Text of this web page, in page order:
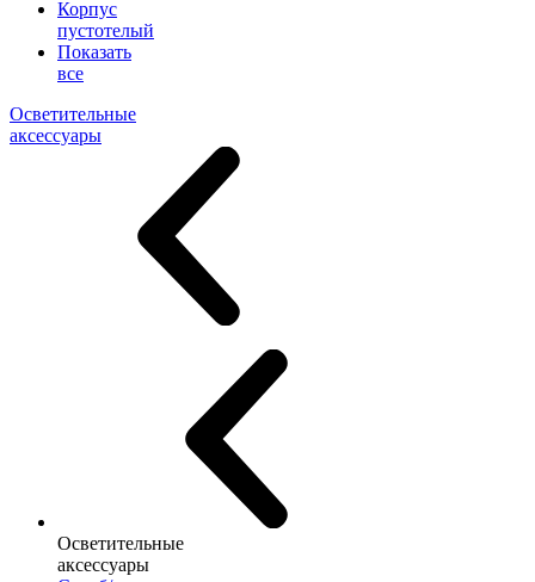
Корпус
пустотелый
Показать
все
Осветительные
аксессуары
Осветительные
аксессуары